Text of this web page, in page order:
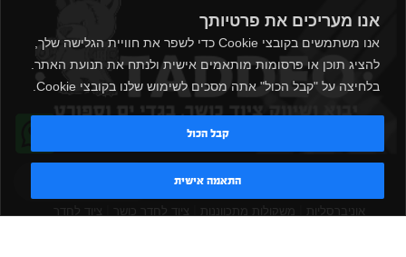
אנו מעריכים את פרטיותך
אנו משתמשים בקובצי Cookie כדי לשפר את חוויית הגלישה שלך,
להציג תוכן או פרסומות מותאמים אישית ולנתח את תנועת האתר.
בלחיצה על "קבל הכול" אתה מסכים לשימוש שלנו בקובצי Cookie.
התאמה אישית
קבל הכול
אוניברסליות
משקולות מתכווננות ציוד לחדר כושר
ציוד לחדר